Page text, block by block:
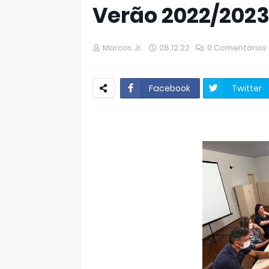
Verão 2022/2023
Marcos Jr. 28.12.22 0 Comentários
Facebook Twitter